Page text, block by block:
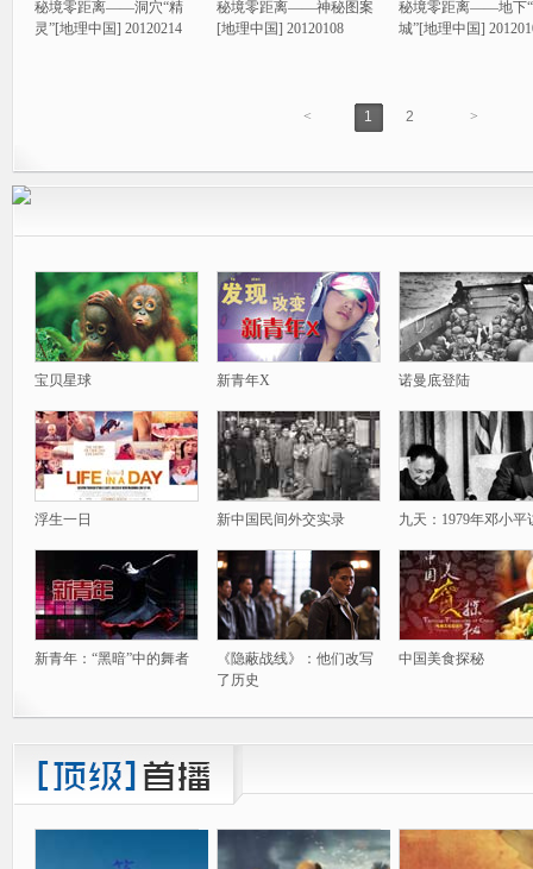
秘境零距离——洞穴“精
灵”[地理中国] 20120214
秘境零距离——神秘图案
[地理中国] 20120108
秘境零距离——地下
城”[地理中国]
< 1 2 >
宝贝星球 新青年X 诺曼底登陆
浮生一日 新中国民间外交实录 九天：1979年邓小平
新青年：“黑暗”中的舞者
《隐蔽战线》：他们改写
了历史
中国美食探秘